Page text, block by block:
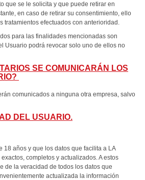
que se le solicita y que puede retirar en
en caso de retirar su consentimiento, ello
tratamientos efectuados con anterioridad.
para las finalidades mencionadas son
Usuario podrá revocar solo uno de ellos no
SE COMUNICARÁN LOS
comunicados a ninguna otra empresa, salvo
DEL USUARIO.
18 años y que los datos que facilita a LA
completos y actualizados. A estos
de la veracidad de todos los datos que
actualizada la información